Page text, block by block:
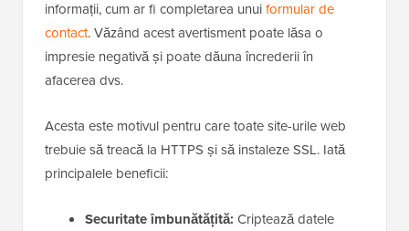
informații, cum ar fi completarea unuiformular de
contact. Văzând acest avertisment poate lăsa o
impresie negativă și poate dăuna încrederii în
afacerea dvs.
Acesta este motivul pentru care toate site-urile web
trebuie să treacă la HTTPS și să instaleze SSL. Iată
principalele beneficii:
Securitate îmbunătățită: Criptează datele